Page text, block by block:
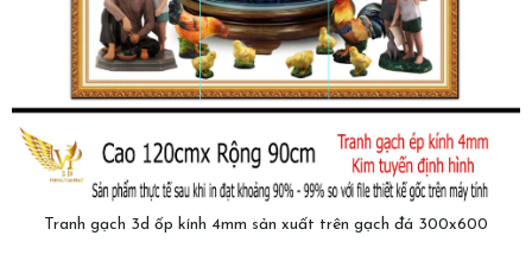
Tranh gạch 3d ốp kính 4mm sản xuất trên gạch đá 300x600